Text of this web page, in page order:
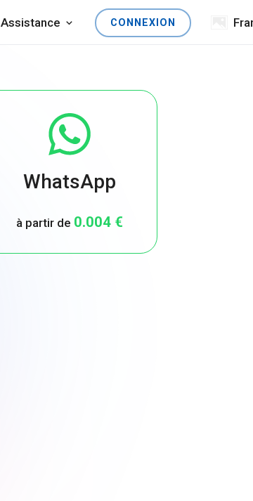
Assistance CONNEXION
WhatsApp
à partir de 0.004 €